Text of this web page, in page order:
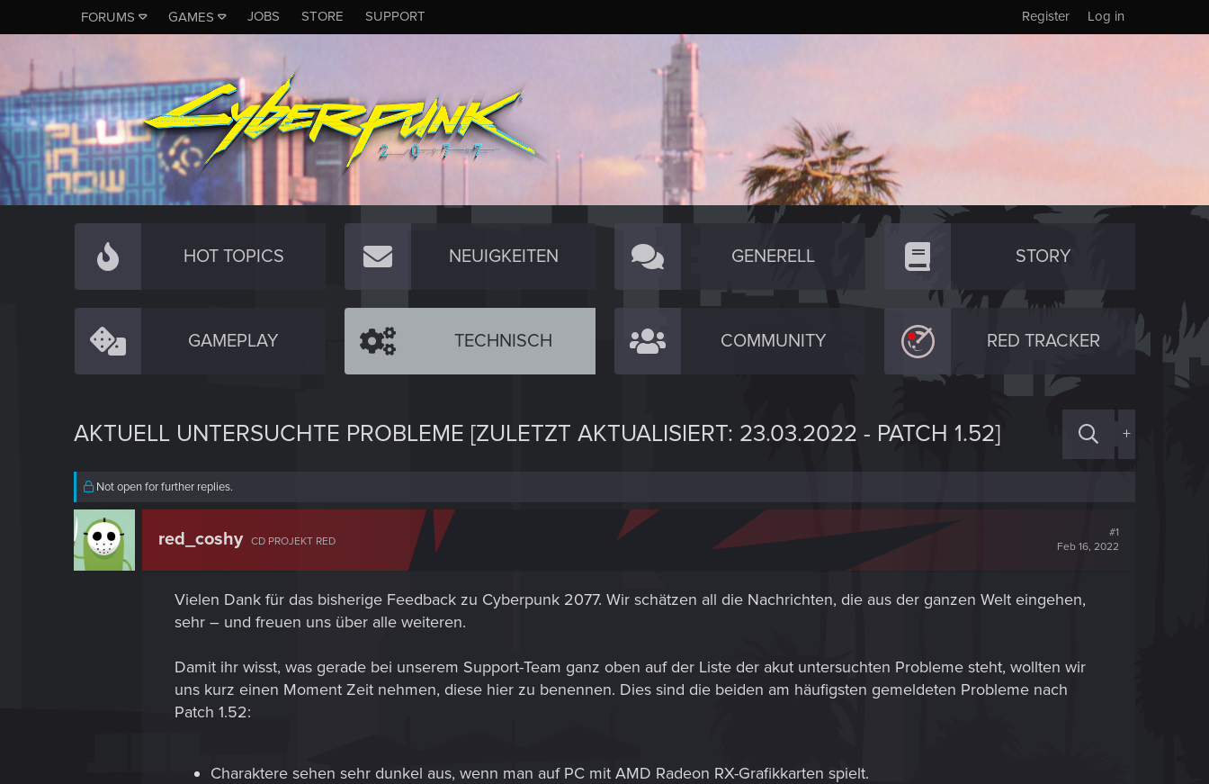
FORUMS GAMES JOBS STORE SUPPORT Log in
Register
HOT TOPICS NEUIGKEITEN GENERELL STORY
GAMEPLAY TECHNISCH COMMUNITY RED TRACKER
AKTUELL UNTERSUCHTE PROBLEME [ZULETZT AKTUALISIERT: 23.03.2022 - PATCH 1.52] +
Not open for further replies.
red_coshy CD PROJEKT RED
#1
Feb 16, 2022
Vielen Dank für das bisherige Feedback zu Cyberpunk 2077. Wir schätzen all die Nachrichten, die aus der ganzen Welt eingehen,
sehr – und freuen uns über alle weiteren.
Damit ihr wisst, was gerade bei unserem Support-Team ganz oben auf der Liste der akut untersuchten Probleme steht, wollten wir
uns kurz einen Moment Zeit nehmen, diese hier zu benennen. Dies sind die beiden am häufigsten gemeldeten Probleme nach
Patch 1.52:
Charaktere sehen sehr dunkel aus, wenn man auf PC mit AMD Radeon RX-Grafikkarten spielt.